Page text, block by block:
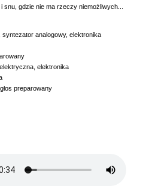
snu, gdzie nie ma rzeczy niemożliwych...
analogowy, elektronika
elektronika
preparowany